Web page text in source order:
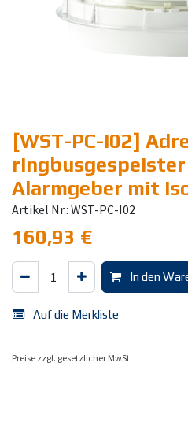
[WST-PC-I02]
Alarmgeber mit
Artikel Nr.: WST-PC-I02
160,93 €
In den
Auf die Merkliste
Preise zzgl. gesetzlicher MwSt.